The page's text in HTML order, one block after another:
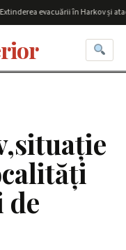
evacuării în Harkov și
de